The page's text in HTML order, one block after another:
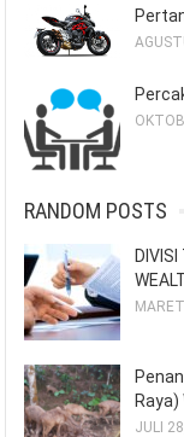
RANDOM POSTS
JULI